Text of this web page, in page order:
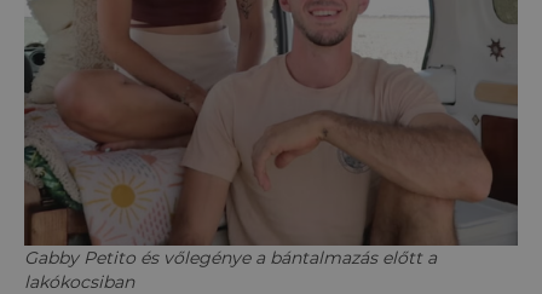
Gabby Petito és vőlegénye a bántalmazás előtt a
lakókocsiban